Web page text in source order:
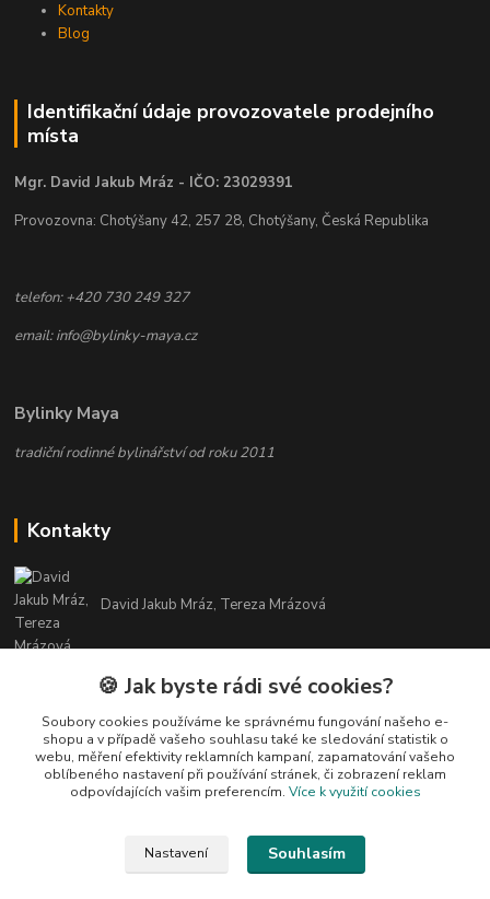
Kontakty
Blog
Identifikační údaje provozovatele prodejního
místa
Mgr. David Jakub Mráz - IČO: 23029391
Provozovna: Chotýšany 42, 257 28, Chotýšany, Česká Republika
telefon: +420 730 249 327
email: info@bylinky-maya.cz
Bylinky Maya
tradiční rodinné bylinářství od roku 2011
Kontakty
David Jakub Mráz, Tereza Mrázová
info@bylinky-maya.cz
🍪 Jak byste rádi své cookies?
Soubory cookies používáme ke správnému fungování našeho e-
shopu a v případě vašeho souhlasu také ke sledování statistik o
webu, měření efektivity reklamních kampaní, zapamatování vašeho
oblíbeného nastavení při používání stránek, či zobrazení reklam
odpovídajících vašim preferencím. Více k využití cookies
Nastavení Souhlasím